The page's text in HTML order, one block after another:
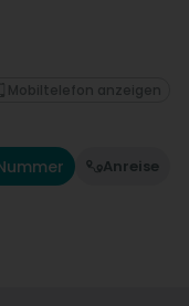
Anreise
Mobiltelefon anzeigen